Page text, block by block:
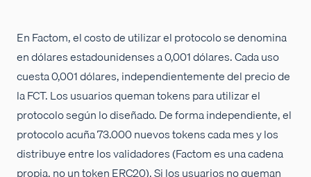
En Factom, el costo de utilizar el protocolo se denomina
en dólares estadounidenses a 0,001 dólares. Cada uso
cuesta 0,001 dólares, independientemente del precio de
la FCT. Los usuarios queman tokens para utilizar el
protocolo según lo diseñado. De forma independiente, el
protocolo acuña 73.000 nuevos tokens cada mes y los
distribuye entre los validadores (Factom es una cadena
propia, no un token ERC20). Si los usuarios no queman